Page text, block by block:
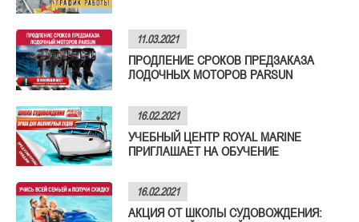
11.03.2021
ПРОДЛЕНИЕ СРОКОВ ПРЕДЗАКАЗА
ЛОДОЧНЫХ МОТОРОВ PARSUN
16.02.2021
УЧЕБНЫЙ ЦЕНТР ROYAL MARINE
ПРИГЛАШАЕТ НА ОБУЧЕНИЕ
16.02.2021
АКЦИЯ ОТ ШКОЛЫ СУДОВОЖДЕНИЯ: